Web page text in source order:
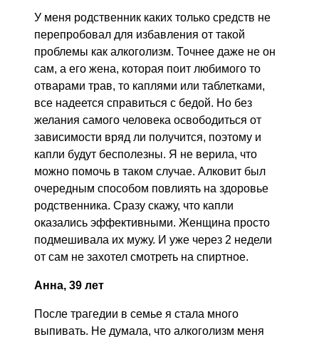
У меня родственник каких только средств не
перепробовал для избавления от такой
проблемы как алкоголизм. Точнее даже не он
сам, а его жена, которая поит любимого то
отварами трав, то каплями или таблетками,
все надеется справиться с бедой. Но без
желания самого человека освободиться от
зависимости вряд ли получится, поэтому и
капли будут бесполезны. Я не верила, что
можно помочь в таком случае. Алковит был
очередным способом повлиять на здоровье
родственника. Сразу скажу, что капли
оказались эффективными. Женщина просто
подмешивала их мужу. И уже через 2 недели
от сам не захотел смотреть на спиртное.
Анна, 39 лет
После трагедии в семье я стала много
выпивать. Не думала, что алкоголизм меня